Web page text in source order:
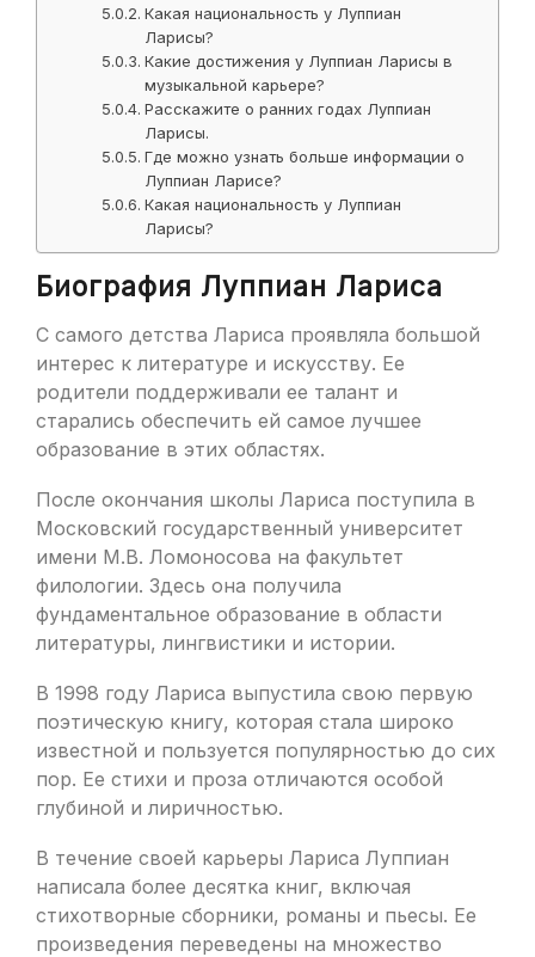
Какая национальность у Луппиан
Ларисы?
Какие достижения у Луппиан Ларисы в
музыкальной карьере?
Расскажите о ранних годах Луппиан
Ларисы.
Где можно узнать больше информации о
Луппиан Ларисе?
Какая национальность у Луппиан
Ларисы?
Биография Луппиан Лариса
С самого детства Лариса проявляла большой
интерес к литературе и искусству. Ее
родители поддерживали ее талант и
старались обеспечить ей самое лучшее
образование в этих областях.
После окончания школы Лариса поступила в
Московский государственный университет
имени М.В. Ломоносова на факультет
филологии. Здесь она получила
фундаментальное образование в области
литературы, лингвистики и истории.
В 1998 году Лариса выпустила свою первую
поэтическую книгу, которая стала широко
известной и пользуется популярностью до сих
пор. Ее стихи и проза отличаются особой
глубиной и лиричностью.
В течение своей карьеры Лариса Луппиан
написала более десятка книг, включая
стихотворные сборники, романы и пьесы. Ее
произведения переведены на множество